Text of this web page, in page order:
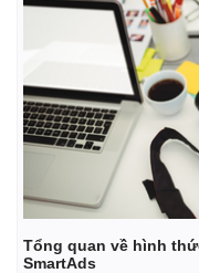
Tổng quan về hình
SmartAds